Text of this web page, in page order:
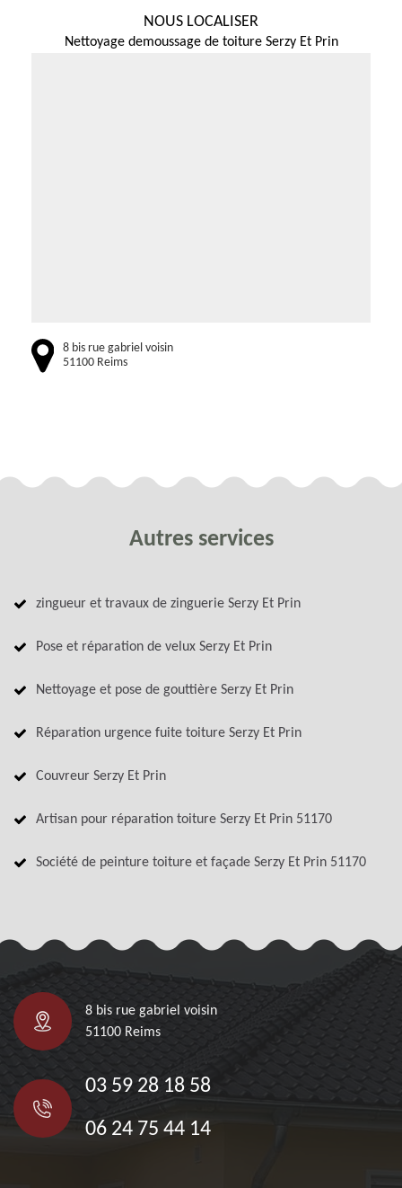
NOUS LOCALISER
Nettoyage demoussage de toiture Serzy Et Prin
8 bis rue gabriel voisin
51100 Reims
Autres services
zingueur et travaux de zinguerie Serzy Et Prin
Pose et réparation de velux Serzy Et Prin
Nettoyage et pose de gouttière Serzy Et Prin
Réparation urgence fuite toiture Serzy Et Prin
Couvreur Serzy Et Prin
Artisan pour réparation toiture Serzy Et Prin 51170
Société de peinture toiture et façade Serzy Et Prin 51170
8 bis rue gabriel voisin
51100 Reims
03 59 28 18 58
06 24 75 44 14